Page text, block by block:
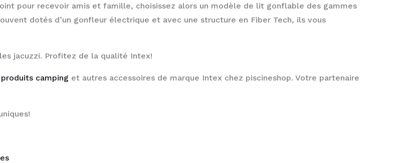
pour recevoir amis et famille, choisissez alors un modèle de lit gonflable des gammes
dotés d’un gonfleur électrique et avec une structure en Fiber Tech, ils vous
jacuzzi. Profitez de la qualité Intex!
produits camping et autres accessoires de marque Intex chez piscineshop. Votre partenaire